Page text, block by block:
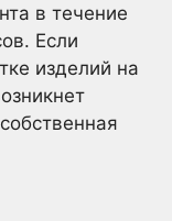
в течение
Если
изделий на